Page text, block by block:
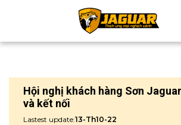
Hội nghị khách hàng Sơn
và kết nối
Lastest update:13-Th10-22